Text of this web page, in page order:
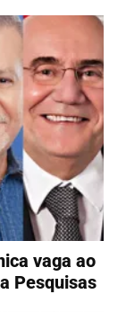
vaga ao
Pesquisas